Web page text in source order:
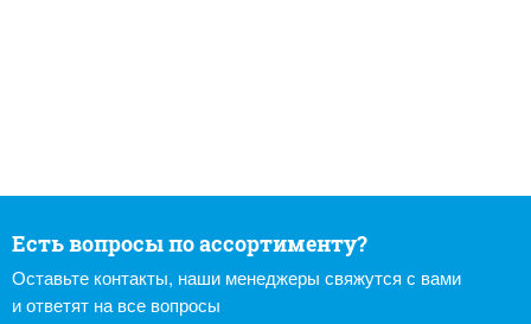
Есть вопросы по ассортименту?
Оставьте контакты, наши менеджеры свяжутся с вами
и ответят на все вопросы